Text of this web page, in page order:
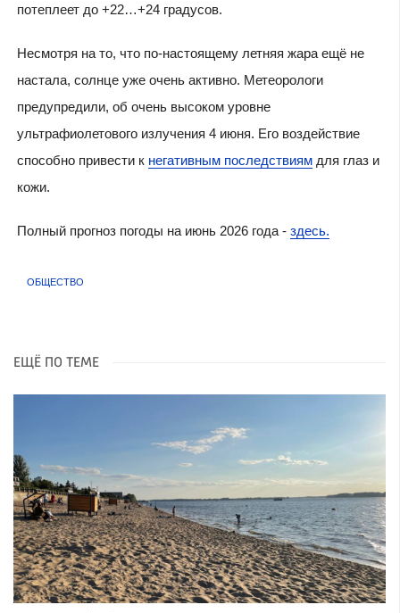
потеплеет до +22…+24 градусов.
Несмотря на то, что по-настоящему летняя жара ещё не
настала, солнце уже очень активно. Метеорологи
предупредили, об очень высоком уровне
ультрафиолетового излучения 4 июня. Его воздействие
способно привести к негативным последствиямдля глаз и
кожи.
Полный прогноз погоды на июнь 2026 года - здесь.
ОБЩЕСТВО
ЕЩЁ ПО ТЕМЕ